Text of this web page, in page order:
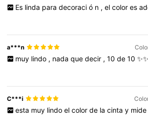
Es linda para decoraci ó n , el color es
a***n
muy lindo , nada que decir , 10 de 10
C***i
esta muy lindo el color de la cinta y mide